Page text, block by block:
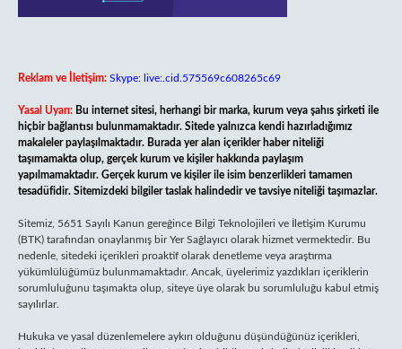
Reklam ve İletişim: Skype: live:.cid.575569c608265c69
Yasal Uyarı: Bu internet sitesi, herhangi bir marka, kurum veya şahıs şirketi ile
hiçbir bağlantısı bulunmamaktadır. Sitede yalnızca kendi hazırladığımız
makaleler paylaşılmaktadır. Burada yer alan içerikler haber niteliği
taşımamakta olup, gerçek kurum ve kişiler hakkında paylaşım
yapılmamaktadır. Gerçek kurum ve kişiler ile isim benzerlikleri tamamen
tesadüfidir. Sitemizdeki bilgiler taslak halindedir ve tavsiye niteliği taşımazlar.
Sitemiz, 5651 Sayılı Kanun gereğince Bilgi Teknolojileri ve İletişim Kurumu
(BTK) tarafından onaylanmış bir Yer Sağlayıcı olarak hizmet vermektedir. Bu
nedenle, sitedeki içerikleri proaktif olarak denetleme veya araştırma
yükümlülüğümüz bulunmamaktadır. Ancak, üyelerimiz yazdıkları içeriklerin
sorumluluğunu taşımakta olup, siteye üye olarak bu sorumluluğu kabul etmiş
sayılırlar.
Hukuka ve yasal düzenlemelere aykırı olduğunu düşündüğünüz içerikleri,